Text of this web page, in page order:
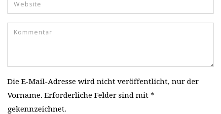
Die E-Mail-Adresse wird nicht veröffentlicht, nur der
Vorname. Erforderliche Felder sind mit *
gekennzeichnet.